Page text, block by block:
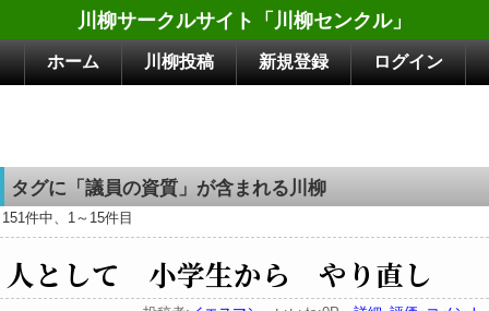
川柳サークルサイト「川柳センクル」
ホーム 川柳投稿 新規登録 ログイン
タグに「議員の資質」が含まれる川柳
151件中、1～15件目
人として 小学生から やり直し